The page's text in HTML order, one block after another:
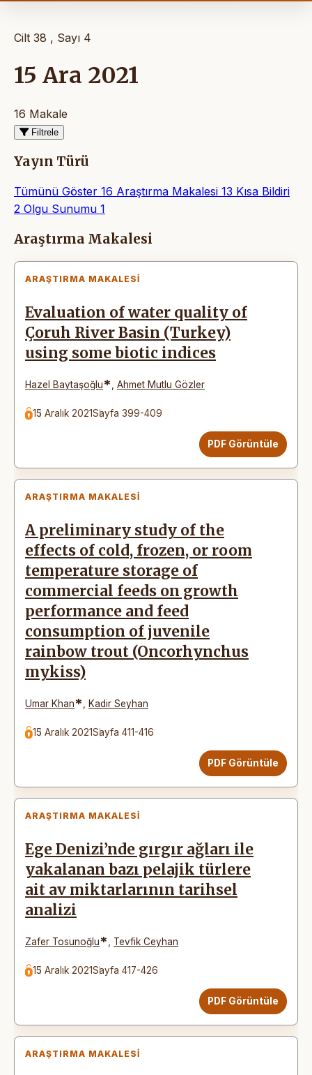
Cilt 38 , Sayı 4
15 Ara 2021
16 Makale
Filtrele
Yayın Türü
Tümünü Göster 16 Araştırma Makalesi 13 Kısa Bildiri
2 Olgu Sunumu 1
Makaleler
Araştırma Makalesi
ARAŞTIRMA MAKALESI
Evaluation of water quality of
Çoruh River Basin (Turkey)
using some biotic indices
Hazel Baytaşoğlu* Ahmet Mutlu Gözler
15 Aralık 2021Sayfa 399-409
PDF Görüntüle
ARAŞTIRMA MAKALESI
A preliminary study of the
effects of cold, frozen, or room
temperature storage of
commercial feeds on growth
performance and feed
consumption of juvenile
rainbow trout (Oncorhynchus
mykiss)
Umar Khan* Kadir Seyhan
15 Aralık 2021Sayfa 411-416
PDF Görüntüle
ARAŞTIRMA MAKALESI
Ege Denizi’nde gırgır ağları ile
yakalanan bazı pelajik türlere
ait av miktarlarının tarihsel
analizi
Zafer Tosunoğlu* Tevfik Ceyhan
15 Aralık 2021Sayfa 417-426
PDF Görüntüle
ARAŞTIRMA MAKALESI